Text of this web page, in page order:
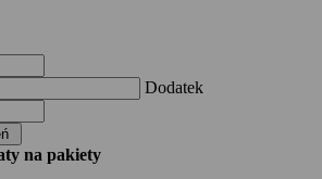
Dodatek
na pakiety